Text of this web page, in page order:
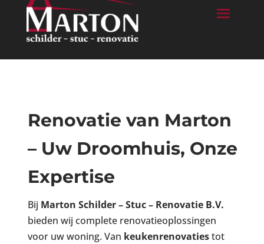
Renovatie van Marton
– Uw Droomhuis, Onze
Expertise
Bij Marton Schilder – Stuc – Renovatie B.V.
bieden wij complete renovatieoplossingen
voor uw woning. Van keukenrenovatiestot